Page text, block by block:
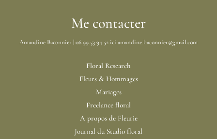
signal
Me contacter
Amandine Baconnier | 06.99.53.94.52 ici.amandine.baconnier@gmail.com
Floral Research
Fleurs & Hommages
Mariages
Freelance floral
A propos de Fleurie
Journal du Studio floral